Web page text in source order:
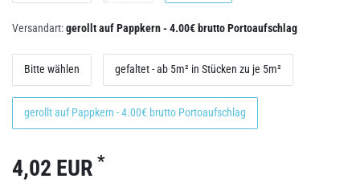
Versandart:gerollt auf Pappkern - 4.00€ brutto Portoaufschlag
Bitte wählen gefaltet - ab 5m² in Stücken zu je 5m²
gerollt auf Pappkern - 4.00€ brutto Portoaufschlag
4,02 EUR *